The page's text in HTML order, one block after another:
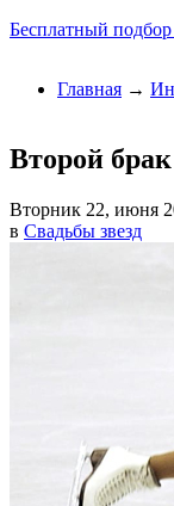
Бесплатный подбор
Главная →
Второй
Вторник 22, июня
в Свадьбы звезд